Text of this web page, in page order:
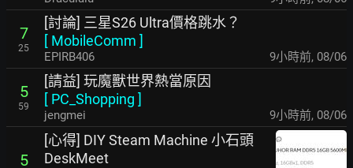
7
25
[討論] 三星S26 Ultra價格跳水？
[ MobileComm ]
EPIRB406 9小時前, 08/06
5
59
[請益] 玩魔獸世界熱當原因
[ PC_Shopping ]
jengmei 9小時前, 08/06
5
[心得] DIY Steam Machine 小石頭
DeskMeet